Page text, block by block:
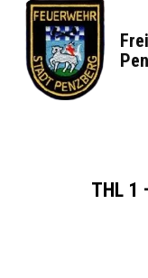
springen
THL 1